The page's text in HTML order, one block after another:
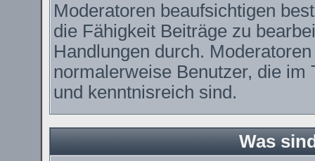
Moderatoren beaufsichtigen
die Fähigkeit Beiträge zu
Handlungen durch.
normalerweise Benutzer, die
und kenntnisreich sind.
Was